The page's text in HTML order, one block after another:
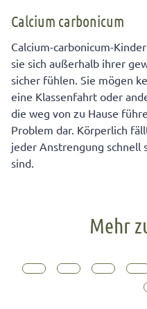
Calcium carbonicum
Calcium-carbonicum-
sie sich außerhalb ihrer
sicher fühlen. Sie mögen
eine Klassenfahrt oder
die weg von zu Hause
Problem dar. Körperlich
jeder Anstrengung
sind.
Mehr